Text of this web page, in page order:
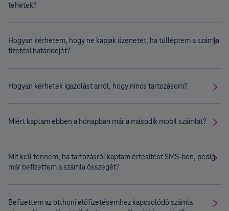
tehetek?
Hogyan kérhetem, hogy ne kapjak üzenetet, ha túlléptem a számla
fizetési határidejét?
Hogyan kérhetek igazolást arról, hogy nincs tartozásom?
Miért kaptam ebben a hónapban már a második mobil számlát?
Mit kell tennem, ha tartozásról kaptam értesítést SMS-ben, pedig
már befizettem a számla összegét?
Befizettem az otthoni előfizetésemhez kapcsolódó számla